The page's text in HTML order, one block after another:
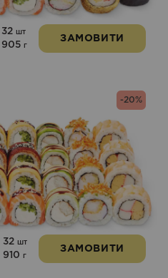
32 шт
905 г
ЗАМОВИТИ
-20%
32 шт
910 г
ЗАМОВИТИ